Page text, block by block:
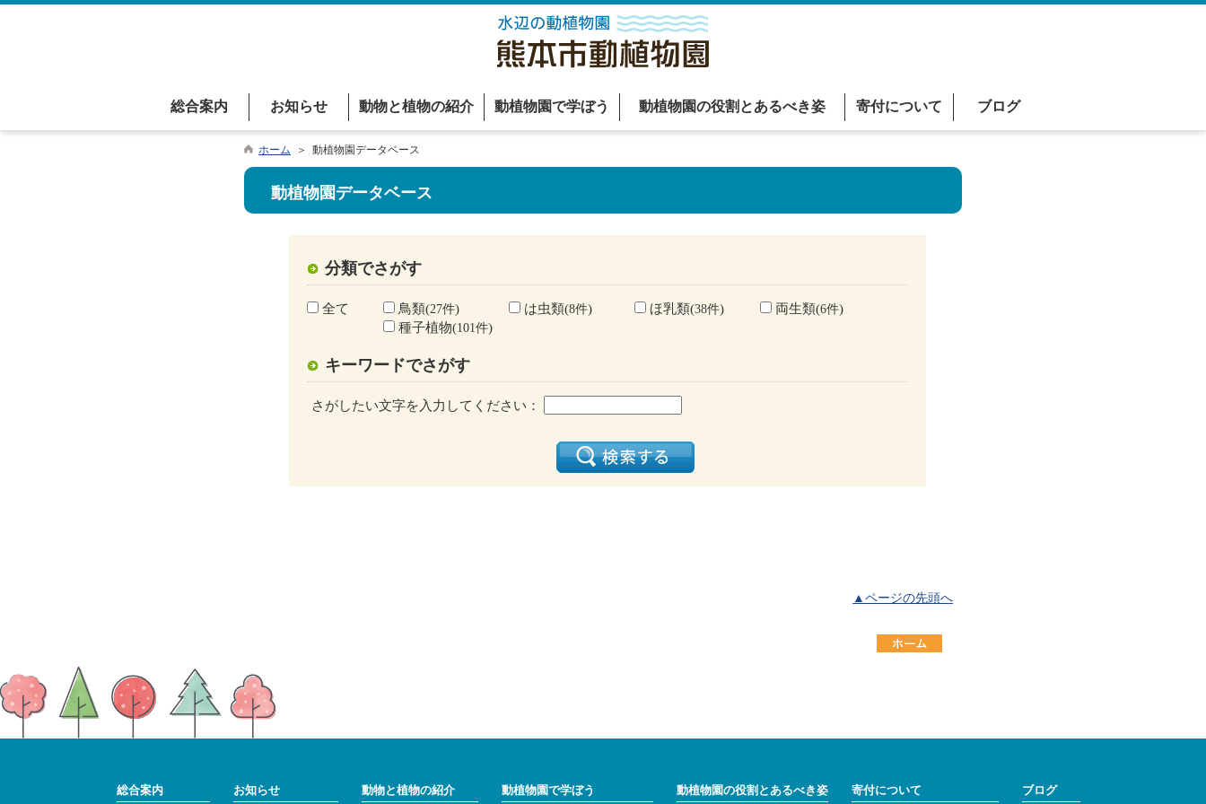
総合案内 お知らせ 動物と植物の紹介 動植物園で学ぼう 動植物園の役割とあるべき姿 寄付について ブログ
ホーム ＞ 動植物園データベース
動植物園データベース
分類でさがす
全て 鳥類(27件) は虫類(8件) ほ乳類(38件) 両生類(6件)
種子植物(101件)
キーワードでさがす
さがしたい文字を入力してください：
▲ページの先頭へ
総合案内 お知らせ 動物と植物の紹介 動植物園で学ぼう 動植物園の役割とあるべき姿 寄付について ブログ